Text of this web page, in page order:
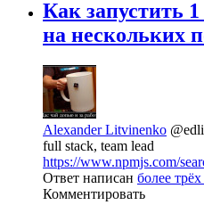
Как запустить
на нескольких
Alexander Litvinenko
full stack, team lead
https://www.npmjs.com/
Ответ написан более
Комментировать